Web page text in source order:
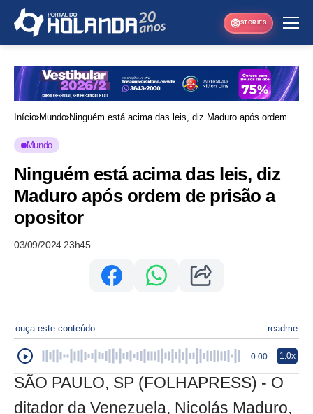
STORIES
Início Mundo Ninguém está acima das leis, diz Maduro após ordem
Mundo
Ninguém está acima das leis, diz
Maduro após ordem de prisão a
opositor
03/09/2024 23h45
ouça este conteúdo readme
0:00 1.0x
SÃO PAULO, SP (FOLHAPRESS) - O
ditador da Venezuela, Nicolás Maduro,